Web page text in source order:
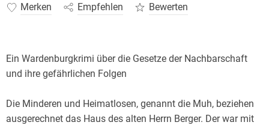
Merken Empfehlen Bewerten
Ein Wardenburgkrimi über die Gesetze der Nachbarschaft
und ihre gefährlichen Folgen
Die Minderen und Heimatlosen, genannt die Muh, beziehen
ausgerechnet das Haus des alten Herrn Berger. Der war mit